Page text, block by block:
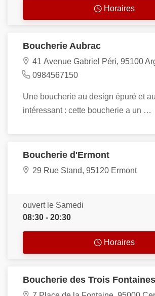
Horaires
Boucherie Aubrac
41 Avenue Gabriel Péri, 95100
0984567150
Une boucherie au design épuré et
intéressant : cette boucherie a un …
Boucherie d'Ermont
29 Rue Stand, 95120 Ermont
ouvert le Samedi
08:30 - 20:30
Horaires
Boucherie des Trois Fontaines